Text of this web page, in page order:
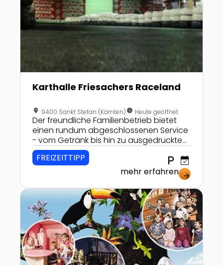
Karthalle Friesachers Raceland
location_on 9400 Sankt Stefan (Kärnten)nest_clock_farsight_analog Heute geöffnet
Der freundliche Familienbetrieb bietet
einen rundum abgeschlossenen Service
- vom Getränk bis hin zu ausgedruckten
Rennergebnissen. Viel Spaß für
Famimlien in der ersten überdachten
Kartbahn Österreichs, im schönen
FREIZEITTIPP local_parking event_available
mehr erfahren arrow_forward
Zur Detailseite von Kinderland Atlantis in der